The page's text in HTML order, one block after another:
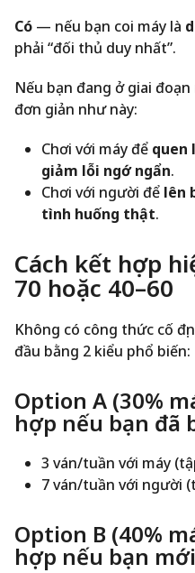
Có — nếu bạn coi máy là
phải “đối thủ duy nhất”.
Nếu bạn đang ở giai
đơn giản như này:
Chơi với máy để quen
giảm lỗi ngớ ngẩn.
Chơi với người để lên
tình huống thật.
Cách kết hợp
70 hoặc 40–60
Không có công thức cố
đầu bằng 2 kiểu phổ biến:
Option A (30%
hợp nếu bạn đã
3 ván/tuần với máy
7 ván/tuần với người
Option B (40%
hợp nếu bạn